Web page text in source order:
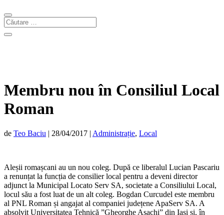
Membru nou în Consiliul Local
Roman
de Teo Baciu | 28/04/2017 | Administrație, Local
Aleșii romașcani au un nou coleg. După ce liberalul Lucian Pascariu
a renunțat la funcția de consilier local pentru a deveni director
adjunct la Municipal Locato Serv SA, societate a Consiliului Local,
locul său a fost luat de un alt coleg. Bogdan Curcudel este membru
al PNL Roman și angajat al companiei județene ApaServ SA. A
absolvit Universitatea Tehnică ”Gheorghe Asachi” din Iași și, în